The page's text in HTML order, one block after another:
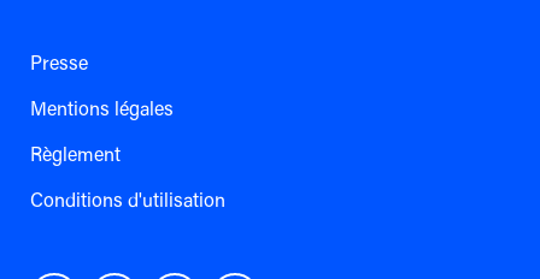
Presse
Mentions légales
Règlement
Conditions d'utilisation